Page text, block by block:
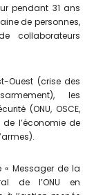
pendant 31 ans
de personnes,
collaborateurs
Ouest (crise des
les
(ONU, OSCE,
de l’économie de
« Messager de la
de l’ONU en